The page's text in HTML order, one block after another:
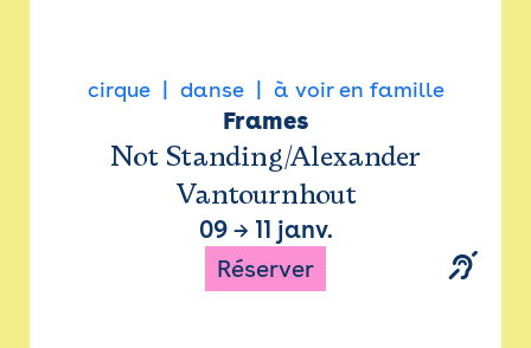
cirque danse à voir en famille
Frames
Not Standing/Alexander
Vantournhout
09→ 11 janv.
Réserver